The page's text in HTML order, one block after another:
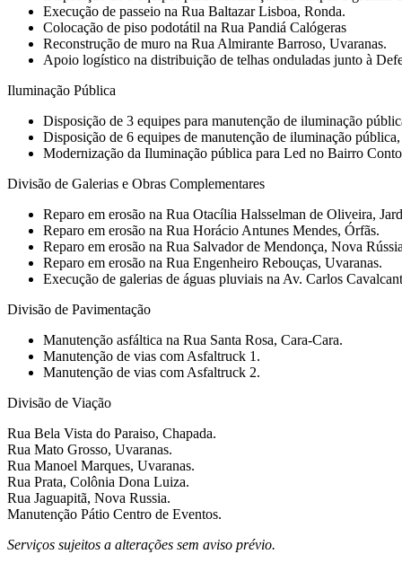
Execução de passeio na Rua Baltazar Lisboa, Ronda.
Colocação de piso podotátil na Rua Pandiá Calógeras
Reconstrução de muro na Rua Almirante Barroso, Uvaranas.
Apoio logístico na distribuição de telhas onduladas junto à
Iluminação Pública
Disposição de 3 equipes para manutenção de iluminação
Disposição de 6 equipes de manutenção de iluminação
Modernização da Iluminação pública para Led no Bairro
Divisão de Galerias e Obras Complementares
Reparo em erosão na Rua Otacília Halsselman de Oliveira,
Reparo em erosão na Rua Horácio Antunes Mendes, Órfãs.
Reparo em erosão na Rua Salvador de Mendonça, Nova
Reparo em erosão na Rua Engenheiro Rebouças, Uvaranas.
Execução de galerias de águas pluviais na Av. Carlos
Divisão de Pavimentação
Manutenção asfáltica na Rua Santa Rosa, Cara-Cara.
Manutenção de vias com Asfaltruck 1.
Manutenção de vias com Asfaltruck 2.
Divisão de Viação
Rua Bela Vista do Paraiso, Chapada.
Rua Mato Grosso, Uvaranas.
Rua Manoel Marques, Uvaranas.
Rua Prata, Colônia Dona Luiza.
Rua Jaguapitã, Nova Russia.
Manutenção Pátio Centro de Eventos.
Serviços sujeitos a alterações sem aviso prévio.